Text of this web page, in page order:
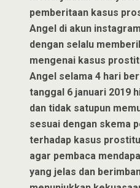
pemberitaan kasus
Angel di akun
dengan selalu
mengenai kasus
Angel selama 4 hari
tanggal 6 januari 2019
dan tidak satupun
sesuai dengan skema
terhadap kasus
agar pembaca
yang jelas dan